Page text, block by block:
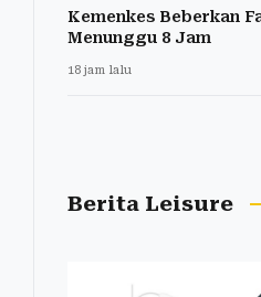
Kemenkes Beberkan
Menunggu 8 Jam
18 jam lalu
Berita Leisure